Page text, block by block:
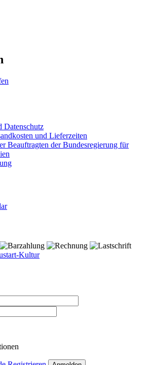
Datenschutz
und Lieferzeiten
Beauftragten der Bundesregierung für